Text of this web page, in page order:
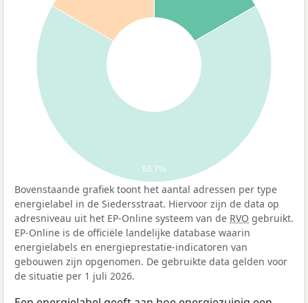
66,7%
Bovenstaande grafiek toont het aantal adressen per type
energielabel in de Siedersstraat. Hiervoor zijn de data op
adresniveau uit het EP-Online systeem van de RVO gebruikt.
EP-Online is de officiële landelijke database waarin
energielabels en energieprestatie-indicatoren van
gebouwen zijn opgenomen. De gebruikte data gelden voor
de situatie per 1 juli 2026.